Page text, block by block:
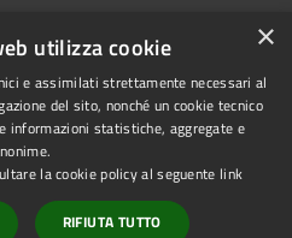
Copyright © 2026 • Comune di
Montoro • Powered by
Municipium•Accesso
×
utilizza cookie
e assimilati strettamente necessari al
del sito, nonché un cookie tecnico
informazioni statistiche, aggregate e
la cookie policy al seguente link
RIFIUTA TUTTO